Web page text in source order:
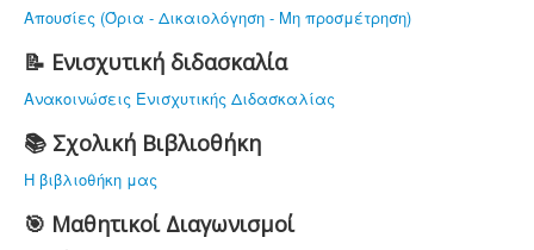
Απουσίες (Όρια - Δικαιολόγηση - Μη προσμέτρηση)
📝 Ενισχυτική διδασκαλία
Ανακοινώσεις Ενισχυτικής Διδασκαλίας
📚 Σχολική Βιβλιοθήκη
Η βιβλιοθήκη μας
🎯 Μαθητικοί Διαγωνισμοί